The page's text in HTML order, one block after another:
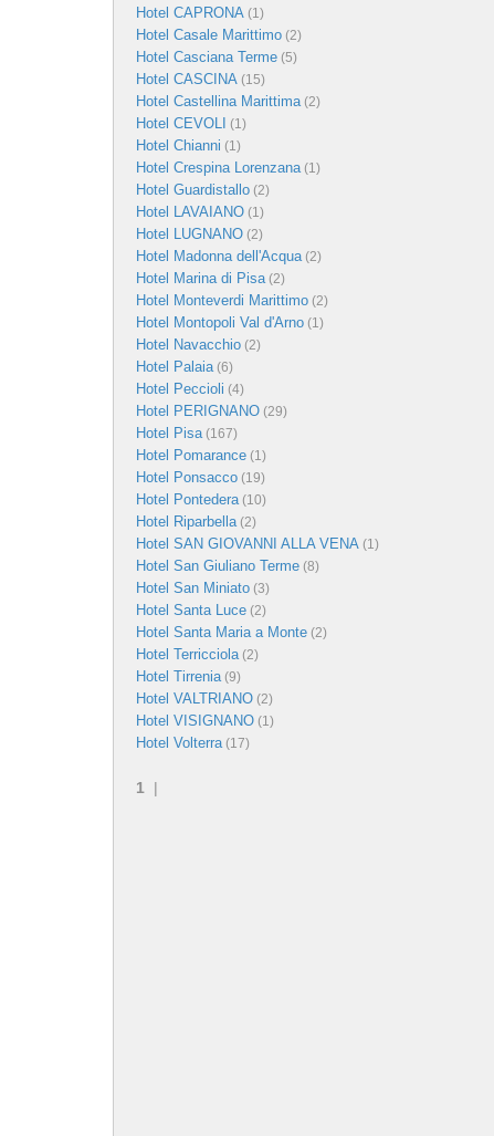
Hotel CAPRONA (1)
Hotel Casale Marittimo (2)
Hotel Casciana Terme (5)
Hotel CASCINA (15)
Hotel Castellina Marittima(2)
Hotel CEVOLI (1)
Hotel Chianni (1)
Hotel Crespina Lorenzana(1)
Hotel Guardistallo (2)
Hotel LAVAIANO (1)
Hotel LUGNANO (2)
Hotel Madonna dell'Acqua(2)
Hotel Marina di Pisa(2)
Hotel Monteverdi Marittimo (2)
Hotel Montopoli Val d'Arno (1)
Hotel Navacchio (2)
Hotel Palaia(6)
Hotel Peccioli (4)
Hotel PERIGNANO (29)
Hotel Pisa(167)
Hotel Pomarance (1)
Hotel Ponsacco (19)
Hotel Pontedera(10)
Hotel Riparbella(2)
Hotel SAN GIOVANNI ALLA VENA (1)
Hotel San Giuliano Terme (8)
Hotel San Miniato (3)
Hotel Santa Luce (2)
Hotel Santa Maria a Monte (2)
Hotel Terricciola(2)
Hotel Tirrenia(9)
Hotel VALTRIANO (2)
Hotel VISIGNANO (1)
Hotel Volterra(17)
1 |